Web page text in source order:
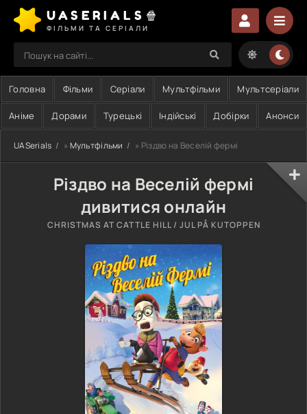
UASERIALS🍿
ФІЛЬМИ ТА СЕРІАЛИ
Головна Фільми Серіали Мультфільми Мультсеріали
Аніме Дорами Турецькі Індійські Добірки Анонси
UASerials » Мультфільми » Різдво на Веселій фермі
Різдво на Веселій фермі
дивитися онлайн
CHRISTMAS AT CATTLE HILL / JUL PÅ KUTOPPEN